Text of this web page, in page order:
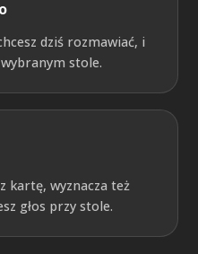
dziś rozmawiać, i
stole.
kartę, wyznacza też
głos przy stole.